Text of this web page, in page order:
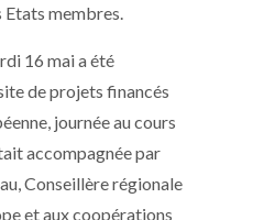
membres.
16 mai a été
de projets financés
journée au cours
accompagnée par
Conseillère régionale
et aux coopérations